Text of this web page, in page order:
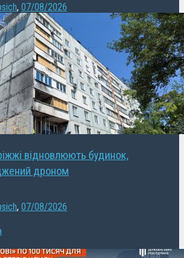
, 07/08/2026
відновлюють будинок,
дроном
, 07/08/2026